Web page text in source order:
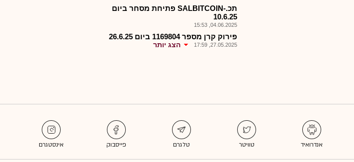
תכ.-SALBITCOIN פתיחת מסחר ביום
10.6.25
04.06.2025, 15:53
פירוק קרן מספר 1169804 ביום 26.6.25
27.05.2025, 17:59 הצג יותר